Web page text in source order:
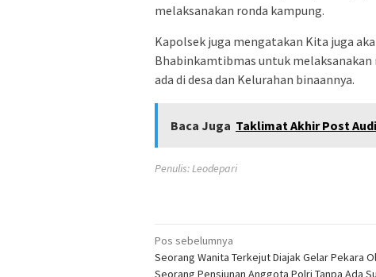
melaksanakan ronda kampung.
Kapolsek juga mengatakan Kita juga
Bhabinkamtibmas untuk
ada di desa dan Kelurahan binaannya.
Baca Juga Taklimat Akhir Post
Penulis: Leodepari
Navigasi
pos
Pos sebelumnya
Seorang Wanita Terkejut Diajak Gelar Pekara
Seorang Pensiunan Anggota Polri Tanpa Ada